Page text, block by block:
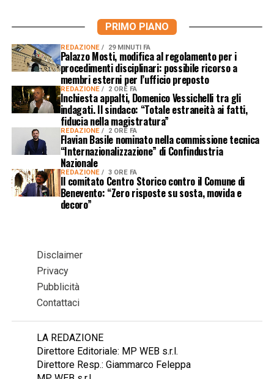
PRIMO PIANO
REDAZIONE 29 MINUTI FA
Palazzo Mosti, modifica al regolamento per i
procedimenti disciplinari: possibile ricorso a
membri esterni per l’ufficio preposto
REDAZIONE 2 ORE FA
Inchiesta appalti, Domenico Vessichelli tra gli
indagati. Il sindaco: “Totale estraneità ai fatti,
fiducia nella magistratura”
REDAZIONE 2 ORE FA
Flavian Basile nominato nella commissione tecnica
“Internazionalizzazione” di Confindustria
Nazionale
REDAZIONE 3 ORE FA
Il comitato Centro Storico contro il Comune di
Benevento: “Zero risposte su sosta, movida e
decoro”
Disclaimer
Privacy
Pubblicità
Contattaci
LA REDAZIONE
Direttore Editoriale: MP WEB s.r.l.
Direttore Resp.: Giammarco Feleppa